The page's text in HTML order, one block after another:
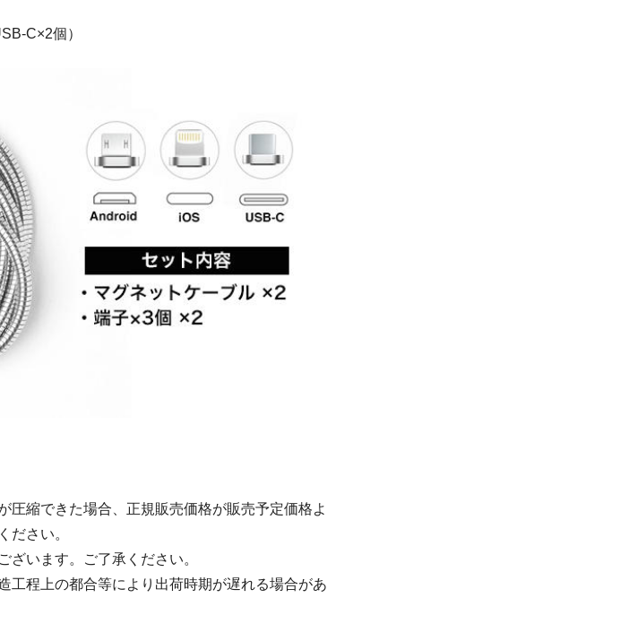
C×2個）
縮できた場合、正規販売価格が販売予定価格よ
ださい。
います。ご了承ください。
程上の都合等により出荷時期が遅れる場合があ